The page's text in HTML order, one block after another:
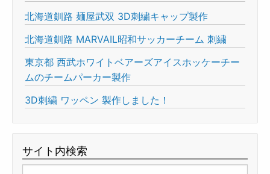
北海道釧路 麺屋武双 3D刺繍キャップ製作
北海道釧路 MARVAIL昭和サッカーチーム 刺繍
東京都 西武ホワイトベアーズアイスホッケーチー
ムのチームパーカー製作
3D刺繍 ワッペン 製作しました！
サイト内検索